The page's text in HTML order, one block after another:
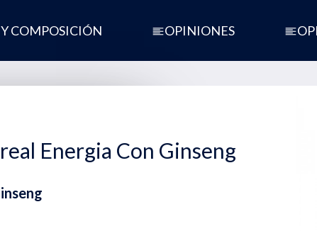
COMPOSICIÓN OPINIONES
Energia Con Ginseng